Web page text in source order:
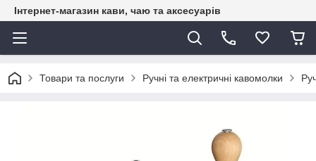
Інтернет-магазин кави, чаю та аксесуарів
Товари та послуги Ручні та електричні кавомолки